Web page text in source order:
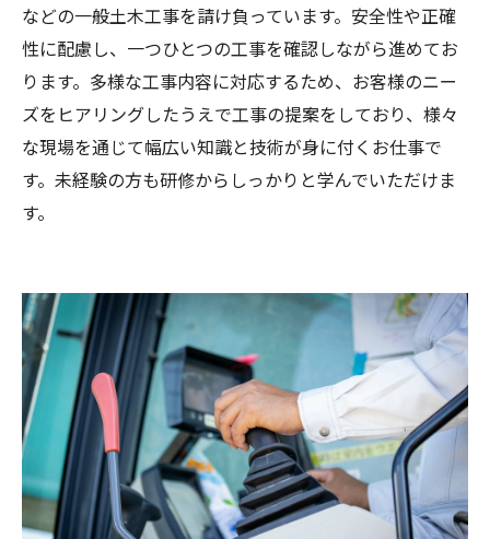
などの一般土木工事を請け負っています。安全性や正確
性に配慮し、一つひとつの工事を確認しながら進めてお
ります。多様な工事内容に対応するため、お客様のニー
ズをヒアリングしたうえで工事の提案をしており、様々
な現場を通じて幅広い知識と技術が身に付くお仕事で
す。未経験の方も研修からしっかりと学んでいただけま
す。